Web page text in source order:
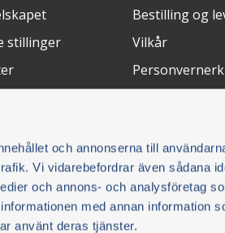
och annonserna till
Vi vidarebefordrar även sådana
och annons- och analysföretag
med annan information
använt deras tjänster.
stillinger
Bestilling og
Vilkår
FAQ